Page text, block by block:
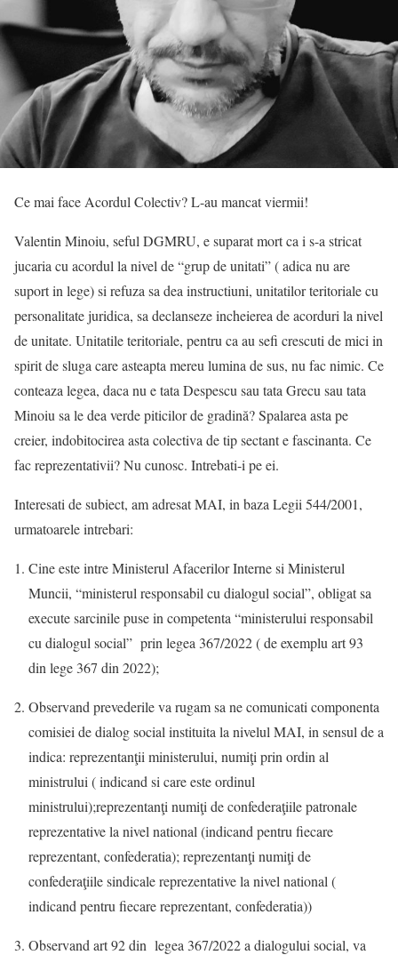
Ce mai face Acordul Colectiv? L-au mancat viermii!
Valentin Minoiu, seful DGMRU, e suparat mort ca i s-a stricat
jucaria cu acordul la nivel de “grup de unitati” ( adica nu are
suport in lege) si refuza sa dea instructiuni, unitatilor teritoriale cu
personalitate juridica, sa declanseze incheierea de acorduri la nivel
de unitate. Unitatile teritoriale, pentru ca au sefi crescuti de mici in
spirit de sluga care asteapta mereu lumina de sus, nu fac nimic. Ce
conteaza legea, daca nu e tata Despescu sau tata Grecu sau tata
Minoiu sa le dea verde piticilor de gradină? Spalarea asta pe
creier, indobitocirea asta colectiva de tip sectant e fascinanta. Ce
fac reprezentativii? Nu cunosc. Intrebati-i pe ei.
Interesati de subiect, am adresat MAI, in baza Legii 544/2001,
urmatoarele intrebari:
Cine este intre Ministerul Afacerilor Interne si Ministerul
Muncii, “ministerul responsabil cu dialogul social”, obligat sa
execute sarcinile puse in competenta “ministerului responsabil
cu dialogul social” prin legea 367/2022 ( de exemplu art 93
din lege 367 din 2022);
Observand prevederile va rugam sa ne comunicati componenta
comisiei de dialog social instituita la nivelul MAI, in sensul de a
indica: reprezentanţii ministerului, numiţi prin ordin al
ministrului ( indicand si care este ordinul
ministrului);reprezentanţi numiţi de confederaţiile patronale
reprezentative la nivel national (indicand pentru fiecare
reprezentant, confederatia); reprezentanţi numiţi de
confederaţiile sindicale reprezentative la nivel national (
indicand pentru fiecare reprezentant, confederatia))
Observand art 92 din legea 367/2022 a dialogului social, va